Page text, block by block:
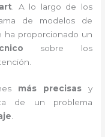
. A lo largo de los
de modelos de
ha proporcionado un
sobre los
más precisas y
de un problema
.